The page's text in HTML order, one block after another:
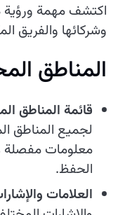
اكتشف مهمة
وشركائها والفريق
المناطق
قائمة المناطق
لجميع المناطق
معلومات مفصلة
الحفظ.
العلامات